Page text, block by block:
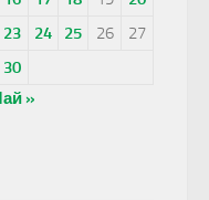
23 24 25 26
27
30
»